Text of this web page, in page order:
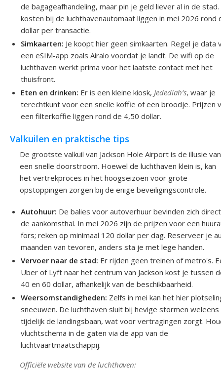
de bagageafhandeling, maar pin je geld liever al in de
kosten bij de luchthavenautomaat liggen in mei 2026 rond
dollar per transactie.
Simkaarten: Je koopt hier geen simkaarten. Regel je data
een eSIM-app zoals Airalo voordat je landt. De wifi op de
luchthaven werkt prima voor het laatste contact met het
thuisfront.
Eten en drinken: Er is een kleine kiosk, Jedediah’s, waar je
terechtkunt voor een snelle koffie of een broodje. Prijzen
een filterkoffie liggen rond de 4,50 dollar.
Valkuilen en praktische tips
De grootste valkuil van Jackson Hole Airport is de illusie van
een snelle doorstroom. Hoewel de luchthaven klein is, kan
het vertrekproces in het hoogseizoen voor grote
opstoppingen zorgen bij de enige beveiligingscontrole.
Autohuur: De balies voor autoverhuur bevinden zich
de aankomsthal. In mei 2026 zijn de prijzen voor een
fors; reken op minimaal 120 dollar per dag. Reserveer je
maanden van tevoren, anders sta je met lege handen.
Vervoer naar de stad: Er rijden geen treinen of metro's.
Uber of Lyft naar het centrum van Jackson kost je tussen
40 en 60 dollar, afhankelijk van de beschikbaarheid.
Weersomstandigheden: Zelfs in mei kan het hier
sneeuwen. De luchthaven sluit bij hevige stormen weleens
tijdelijk de landingsbaan, wat voor vertragingen zorgt.
vluchtschema in de gaten via de app van de
luchtvaartmaatschappij.
Officiële website van de luchthaven: